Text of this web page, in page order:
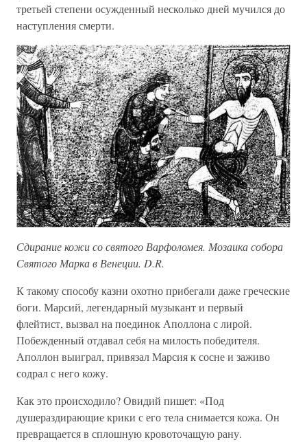
третьей степени осужденный несколько дней мучился до
наступления смерти.
Сдирание кожи со святого Варфоломея. Мозаика собора
Святого Марка в Венеции. D.R.
К такому способу казни охотно прибегали даже греческие
боги. Марсий, легендарный музыкант и первый
флейтист, вызвал на поединок Аполлона с лирой.
Побежденный отдавал себя на милость победителя.
Аполлон выиграл, привязал Марсия к сосне и заживо
содрал с него кожу.
Как это происходило? Овидий пишет: «Под
душераздирающие крики с его тела снимается кожа. Он
превращается в сплошную кровоточащую рану.